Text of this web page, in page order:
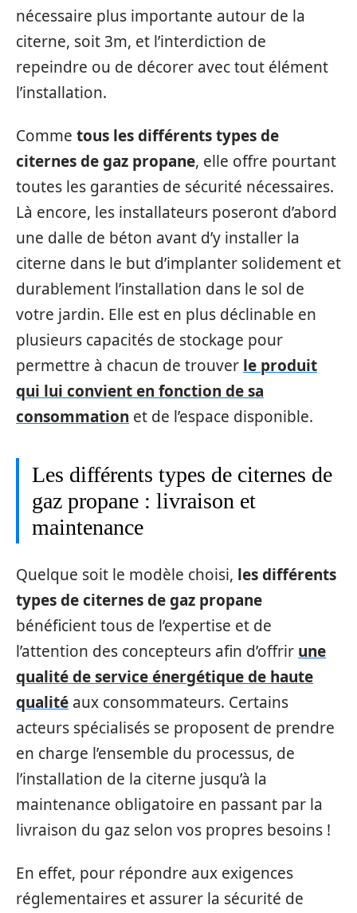
nécessaire plus importante autour de la
citerne, soit 3m, et l’interdiction de
repeindre ou de décorer avec tout élément
l’installation.
Comme tous les différents types de
citernes de gaz propane, elle offre pourtant
toutes les garanties de sécurité nécessaires.
Là encore, les installateurs poseront d’abord
une dalle de béton avant d’y installer la
citerne dans le but d’implanter solidement et
durablement l’installation dans le sol de
votre jardin. Elle est en plus déclinable en
plusieurs capacités de stockage pour
permettre à chacun de trouver le produit
qui lui convient en fonction de sa
consommation et de l’espace disponible.
Les différents types de citernes de
gaz propane : livraison et
maintenance
Quelque soit le modèle choisi, les différents
types de citernes de gaz propane
bénéficient tous de l’expertise et de
l’attention des concepteurs afin d’offrir une
qualité de service énergétique de haute
qualité aux consommateurs. Certains
acteurs spécialisés se proposent de prendre
en charge l’ensemble du processus, de
l’installation de la citerne jusqu’à la
maintenance obligatoire en passant par la
livraison du gaz selon vos propres besoins !
En effet, pour répondre aux exigences
réglementaires et assurer la sécurité de